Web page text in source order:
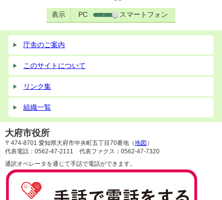
表示 PC スマートフォン
庁舎のご案内
このサイトについて
リンク集
組織一覧
大府市役所
〒474-8701 愛知県大府市中央町五丁目70番地（地図 ）
代表電話：0562-47-2111 代表ファクス：0562-47-7320
通訳オペレータを通じて手話で電話ができます。